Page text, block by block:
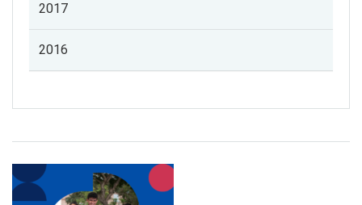
2017
2016